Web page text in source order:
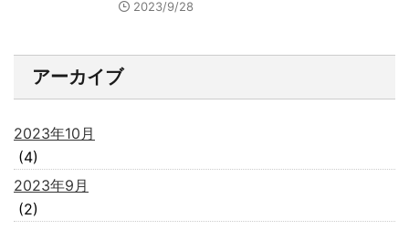
2023/9/28
アーカイブ
2023年10月
(4)
2023年9月
(2)